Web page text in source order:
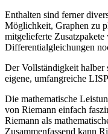
Enthalten sind ferner
Möglichkeit, Graphen zu
mitgelieferte
Differentialgleichungen
Der Vollständigkeit halber
eigene, umfangreiche
Die mathematische
von Riemann einfach
Riemann als
Zusammenfassend kann